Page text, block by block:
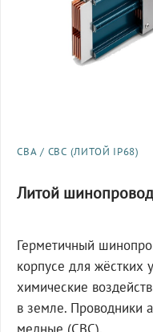
СВА / СВС (ЛИТОЙ IP68)
Литой
Герметичный
корпусе для жёстких
химические
в земле. Проводники